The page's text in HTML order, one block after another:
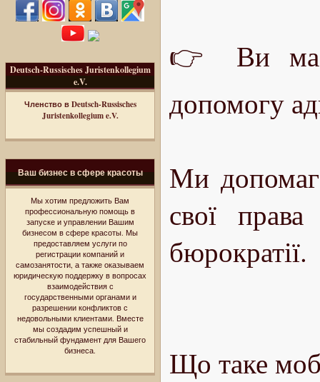
Deutsch-Russisches Juristenkollegium
e.V.
Членство в Deutsch-Russisches
Juristenkollegium e.V.
Ваш бизнес в сфере красоты
Мы хотим предложить Вам
профессиональную помощь в
запуске и управлении Вашим
бизнесом в сфере красоты. Мы
предоставляем услуги по
регистрации компаний и
самозанятости, а также оказываем
юридическую поддержку в вопросах
взаимодействия с
государственными органами и
разрешении конфликтов с
недовольными клиентами. Вместе
мы создадим успешный и
стабильный фундамент для Вашего
бизнеса.
👉 Ви
допомогу
Ми
свої
бюрократії.
Що таке